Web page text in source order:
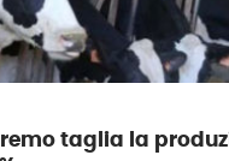
taglia la